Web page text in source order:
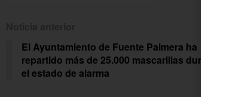
El Ayuntamiento de Fuente Palmera ha
repartido más de 25.000 mascarillas durante
el estado de alarma